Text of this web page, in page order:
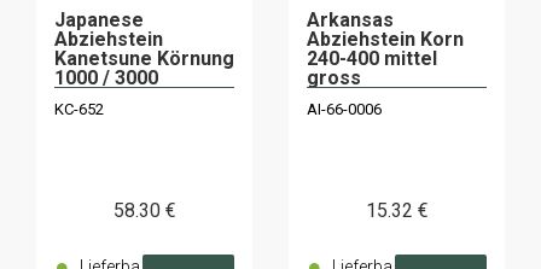
Japanese
Abziehstein
Kanetsune Körnung
1000 / 3000
KC-652
58.30 €
Arkansas
Abziehstein Korn
240-400 mittel
gross
AI-66-0006
15.32 €